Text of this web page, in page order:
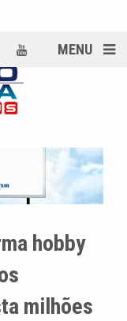
MENU
hobby
milhões